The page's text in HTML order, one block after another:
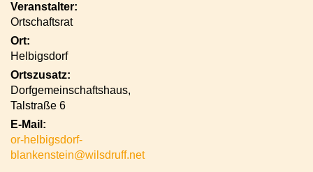
Veranstalter:
Ortschaftsrat
Ort:
Helbigsdorf
Ortszusatz:
Dorfgemeinschaftshaus,
Talstraße 6
E-Mail:
or-helbigsdorf-
blankenstein@wilsdruff.net